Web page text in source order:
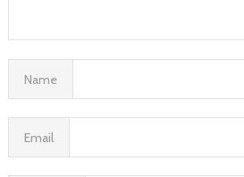
Name
Email